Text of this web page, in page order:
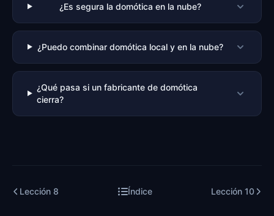
¿Es segura la domótica en la nube?
¿Puedo combinar domótica local y en la nube?
¿Qué pasa si un fabricante de domótica
cierra?
Lección 8 Índice Lección 10